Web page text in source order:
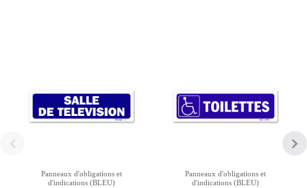
Panneaux d'obligations et
d'indications (BLEU)
Panneaux d'obligations et
d'indications (BLEU)